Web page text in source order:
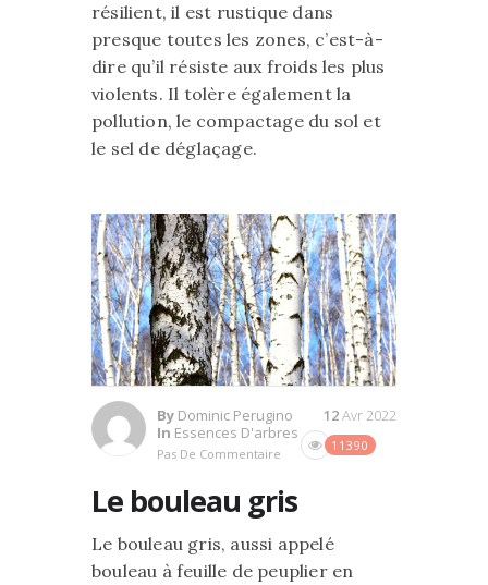
résilient, il est rustique dans
presque toutes les zones, c’est-à-
dire qu’il résiste aux froids les plus
violents. Il tolère également la
pollution, le compactage du sol et
le sel de déglaçage.
By Dominic Perugino
In Essences D'arbres
Pas De Commentaire
11390
12Avr 2022
Le bouleau gris
Le bouleau gris, aussi appelé
bouleau à feuille de peuplier en